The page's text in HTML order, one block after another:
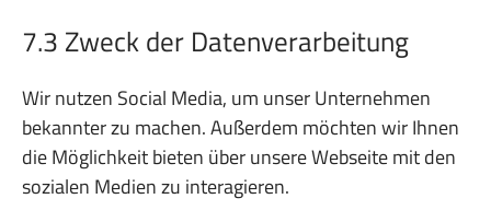
7.3 Zweck der Datenverarbeitung
Wir nutzen Social Media, um unser Unternehmen
bekannter zu machen. Außerdem möchten wir Ihnen
die Möglichkeit bieten über unsere Webseite mit den
sozialen Medien zu interagieren.